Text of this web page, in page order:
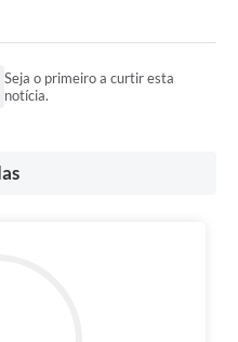
Seja o primeiro a curtir esta
notícia.